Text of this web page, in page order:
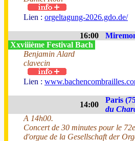
Lien : orgeltagung-2026.gdo.de/
16:00
Xxviiième Festival Bach
Benjamin Alard
clavecin
Lien :
14:00
Paris
du
A 14h00.
Concert de 30 minutes pour le
d'orgue de la Gesellschaft der